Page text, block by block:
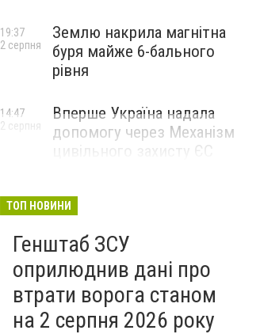
Землю накрила магнітна
буря майже 6-бального
рівня
19:37
2 серпня
Вперше Україна надала
допомогу через Механізм
цивільного захисту ЄС
14:47
2 серпня
ТОП НОВИНИ
Генштаб ЗСУ
оприлюднив дані про
втрати ворога станом
на 2 серпня 2026 року